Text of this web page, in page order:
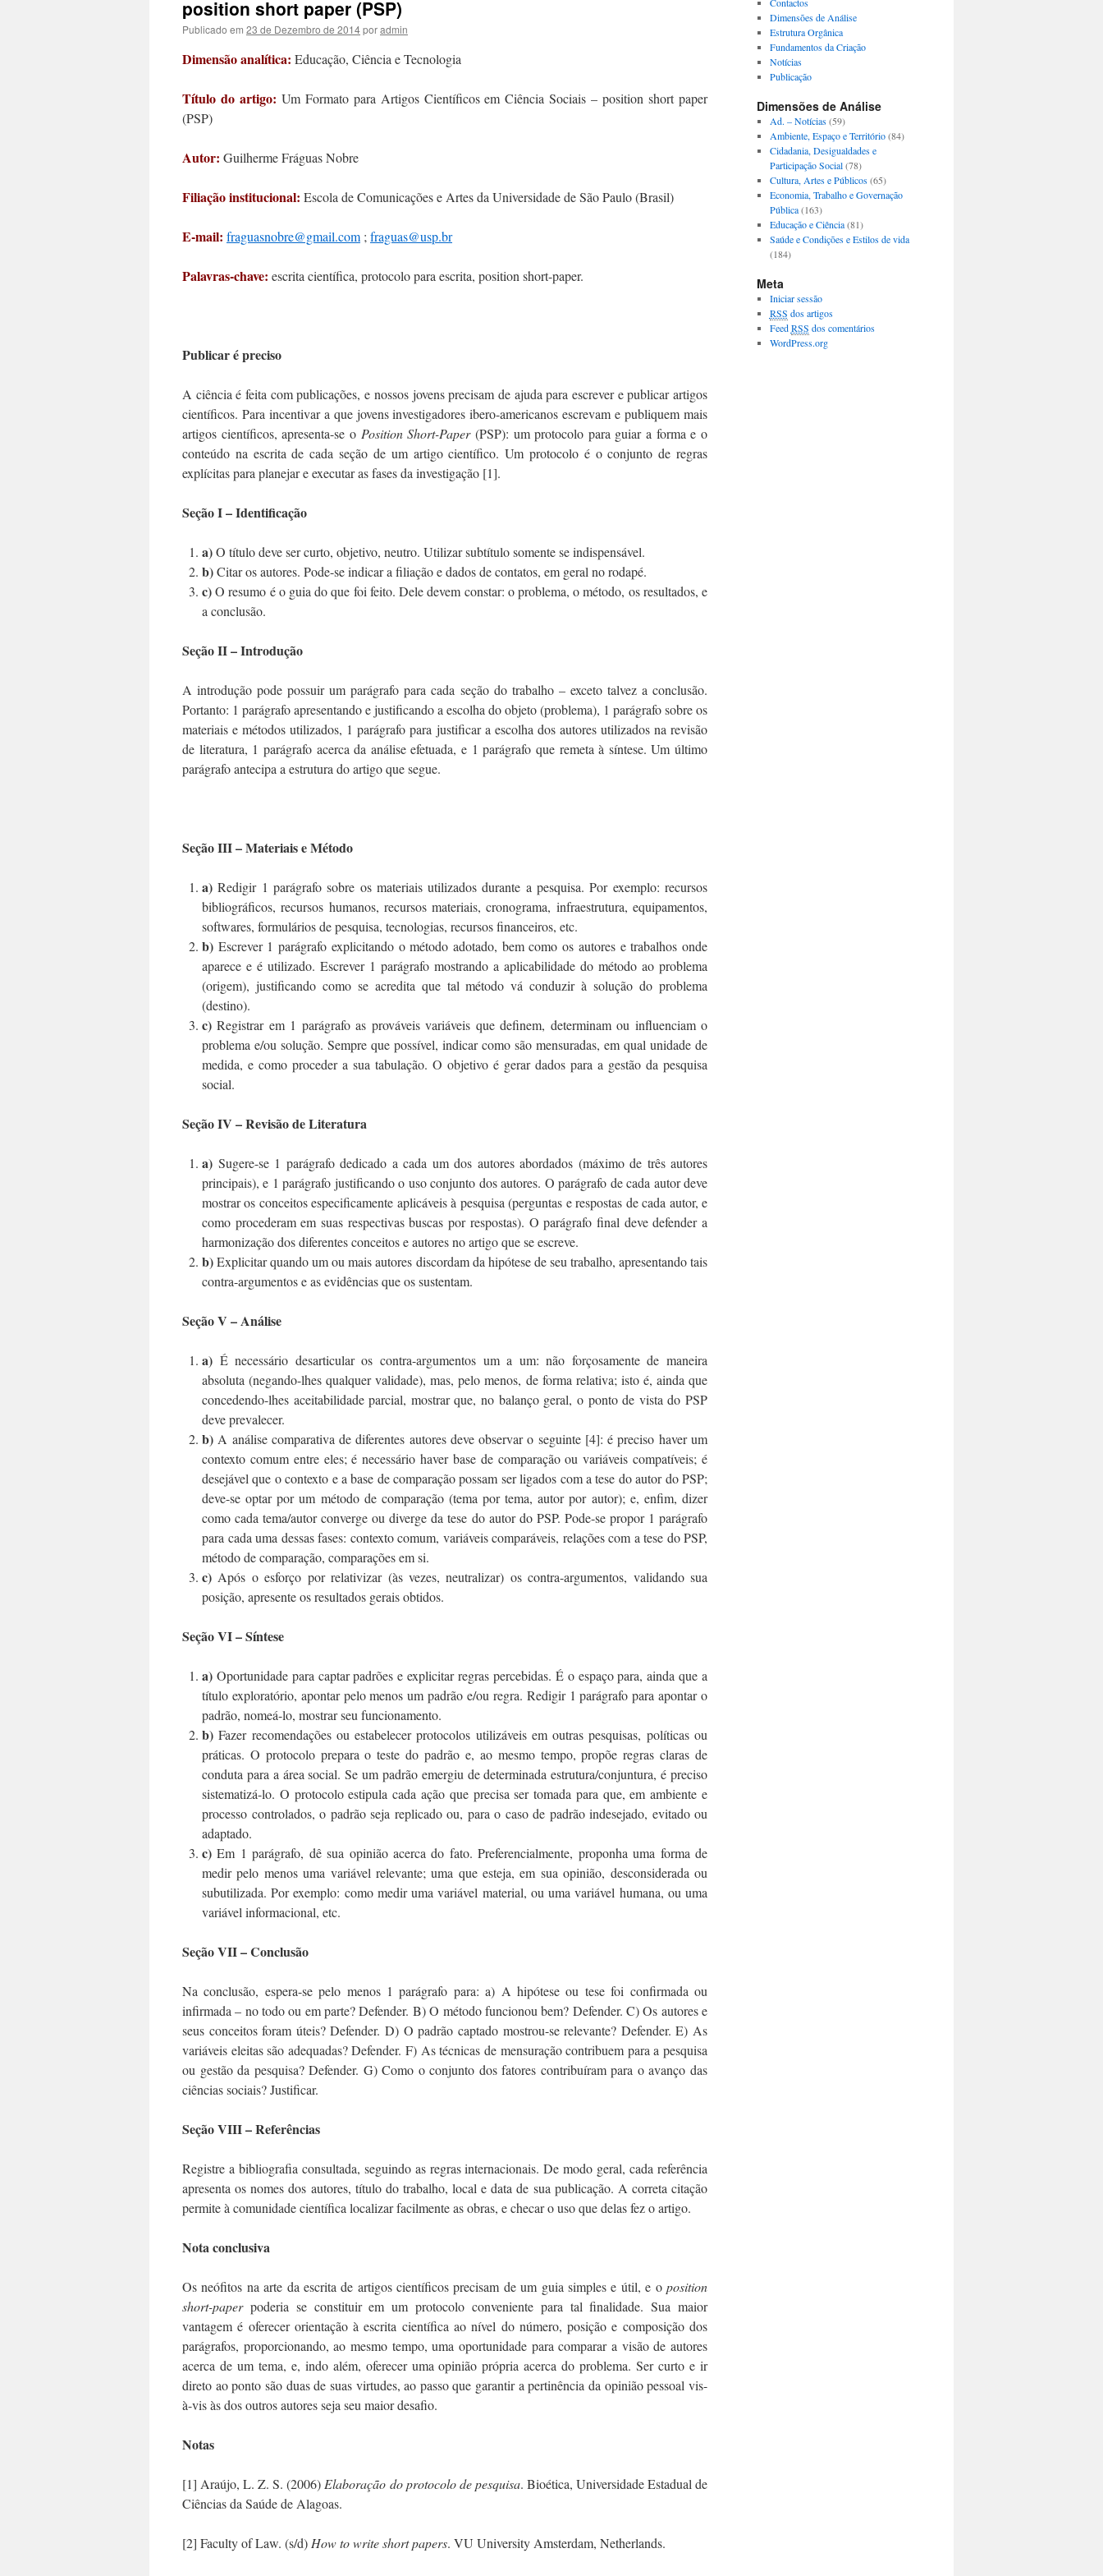
position short paper (PSP)
Publicado em 23 de Dezembro de 2014poradmin
Dimensão analítica: Educação, Ciência e Tecnologia
Título do artigo: Um Formato para Artigos Científicos em Ciência Sociais – position short paper
(PSP)
Autor: Guilherme Fráguas Nobre
Filiação institucional: Escola de Comunicações e Artes da Universidade de São Paulo (Brasil)
E-mail: fraguasnobre@gmail.com ; fraguas@usp.br
Palavras-chave: escrita científica, protocolo para escrita, position short-paper.
Publicar é preciso
A ciência é feita com publicações, e nossos jovens precisam de ajuda para escrever e publicar artigos
científicos. Para incentivar a que jovens investigadores ibero-americanos escrevam e publiquem mais
artigos científicos, apresenta-se o Position Short-Paper(PSP): um protocolo para guiar a forma e o
conteúdo na escrita de cada seção de um artigo científico. Um protocolo é o conjunto de regras
explícitas para planejar e executar as fases da investigação [1].
Seção I – Identificação
a)O título deve ser curto, objetivo, neutro. Utilizar subtítulo somente se indispensável.
b)Citar os autores. Pode-se indicar a filiação e dados de contatos, em geral no rodapé.
c)O resumo é o guia do que foi feito. Dele devem constar: o problema, o método, os resultados, e
a conclusão.
Seção II – Introdução
A introdução pode possuir um parágrafo para cada seção do trabalho – exceto talvez a conclusão.
Portanto: 1 parágrafo apresentando e justificando a escolha do objeto (problema), 1 parágrafo sobre os
materiais e métodos utilizados, 1 parágrafo para justificar a escolha dos autores utilizados na revisão
de literatura, 1 parágrafo acerca da análise efetuada, e 1 parágrafo que remeta à síntese. Um último
parágrafo antecipa a estrutura do artigo que segue.
Seção III – Materiais e Método
a) Redigir 1 parágrafo sobre os materiais utilizados durante a pesquisa. Por exemplo: recursos
bibliográficos, recursos humanos, recursos materiais, cronograma, infraestrutura, equipamentos,
softwares, formulários de pesquisa, tecnologias, recursos financeiros, etc.
b) Escrever 1 parágrafo explicitando o método adotado, bem como os autores e trabalhos onde
aparece e é utilizado. Escrever 1 parágrafo mostrando a aplicabilidade do método ao problema
(origem), justificando como se acredita que tal método vá conduzir à solução do problema
(destino).
c) Registrar em 1 parágrafo as prováveis variáveis que definem, determinam ou influenciam o
problema e/ou solução. Sempre que possível, indicar como são mensuradas, em qual unidade de
medida, e como proceder a sua tabulação. O objetivo é gerar dados para a gestão da pesquisa
social.
Seção IV – Revisão de Literatura
a) Sugere-se 1 parágrafo dedicado a cada um dos autores abordados (máximo de três autores
principais), e 1 parágrafo justificando o uso conjunto dos autores. O parágrafo de cada autor deve
mostrar os conceitos especificamente aplicáveis à pesquisa (perguntas e respostas de cada autor, e
como procederam em suas respectivas buscas por respostas). O parágrafo final deve defender a
harmonização dos diferentes conceitos e autores no artigo que se escreve.
b)Explicitar quando um ou mais autores discordam da hipótese de seu trabalho, apresentando tais
contra-argumentos e as evidências que os sustentam.
Seção V – Análise
a) É necessário desarticular os contra-argumentos um a um: não forçosamente de maneira
absoluta (negando-lhes qualquer validade), mas, pelo menos, de forma relativa; isto é, ainda que
concedendo-lhes aceitabilidade parcial, mostrar que, no balanço geral, o ponto de vista do PSP
deve prevalecer.
b) A análise comparativa de diferentes autores deve observar o seguinte [4]: é preciso haver um
contexto comum entre eles; é necessário haver base de comparação ou variáveis compatíveis; é
desejável que o contexto e a base de comparação possam ser ligados com a tese do autor do PSP;
deve-se optar por um método de comparação (tema por tema, autor por autor); e, enfim, dizer
como cada tema/autor converge ou diverge da tese do autor do PSP. Pode-se propor 1 parágrafo
para cada uma dessas fases: contexto comum, variáveis comparáveis, relações com a tese do PSP,
método de comparação, comparações em si.
c) Após o esforço por relativizar (às vezes, neutralizar) os contra-argumentos, validando sua
posição, apresente os resultados gerais obtidos.
Seção VI – Síntese
a) Oportunidade para captar padrões e explicitar regras percebidas. É o espaço para, ainda que a
título exploratório, apontar pelo menos um padrão e/ou regra. Redigir 1 parágrafo para apontar o
padrão, nomeá-lo, mostrar seu funcionamento.
b) Fazer recomendações ou estabelecer protocolos utilizáveis em outras pesquisas, políticas ou
práticas. O protocolo prepara o teste do padrão e, ao mesmo tempo, propõe regras claras de
conduta para a área social. Se um padrão emergiu de determinada estrutura/conjuntura, é preciso
sistematizá-lo. O protocolo estipula cada ação que precisa ser tomada para que, em ambiente e
processo controlados, o padrão seja replicado ou, para o caso de padrão indesejado, evitado ou
adaptado.
c) Em 1 parágrafo, dê sua opinião acerca do fato. Preferencialmente, proponha uma forma de
medir pelo menos uma variável relevante; uma que esteja, em sua opinião, desconsiderada ou
subutilizada. Por exemplo: como medir uma variável material, ou uma variável humana, ou uma
variável informacional, etc.
Seção VII – Conclusão
Na conclusão, espera-se pelo menos 1 parágrafo para: a) A hipótese ou tese foi confirmada ou
infirmada – no todo ou em parte? Defender. B) O método funcionou bem? Defender. C) Os autores e
seus conceitos foram úteis? Defender. D) O padrão captado mostrou-se relevante? Defender. E) As
variáveis eleitas são adequadas? Defender. F) As técnicas de mensuração contribuem para a pesquisa
ou gestão da pesquisa? Defender. G) Como o conjunto dos fatores contribuíram para o avanço das
ciências sociais? Justificar.
Seção VIII – Referências
Registre a bibliografia consultada, seguindo as regras internacionais. De modo geral, cada referência
apresenta os nomes dos autores, título do trabalho, local e data de sua publicação. A correta citação
permite à comunidade científica localizar facilmente as obras, e checar o uso que delas fez o artigo.
Nota conclusiva
Os neófitos na arte da escrita de artigos científicos precisam de um guia simples e útil, e o position
short-paperpoderia se constituir em um protocolo conveniente para tal finalidade. Sua maior
vantagem é oferecer orientação à escrita científica ao nível do número, posição e composição dos
parágrafos, proporcionando, ao mesmo tempo, uma oportunidade para comparar a visão de autores
acerca de um tema, e, indo além, oferecer uma opinião própria acerca do problema. Ser curto e ir
direto ao ponto são duas de suas virtudes, ao passo que garantir a pertinência da opinião pessoal vis-
à-vis às dos outros autores seja seu maior desafio.
Notas
[1] Araújo, L. Z. S. (2006) Elaboração do protocolo de pesquisa. Bioética, Universidade Estadual de
Ciências da Saúde de Alagoas.
[2] Faculty of Law. (s/d) How to write short papers. VU University Amsterdam, Netherlands.
Dimensões de Análise
Estrutura Orgânica
Fundamentos da Criação
Notícias
Publicação
Dimensões de Análise
Ad. – Notícias(59)
Ambiente, Espaço e Território(84)
Cidadania, Desigualdades e
Participação Social(78)
Cultura, Artes e Públicos(65)
Economia, Trabalho e Governação
Pública(163)
Educação e Ciência(81)
Saúde e Condições e Estilos de vida
(184)
Meta
Iniciar sessão
RSS dos artigos
FeedRSS dos comentários
WordPress.org